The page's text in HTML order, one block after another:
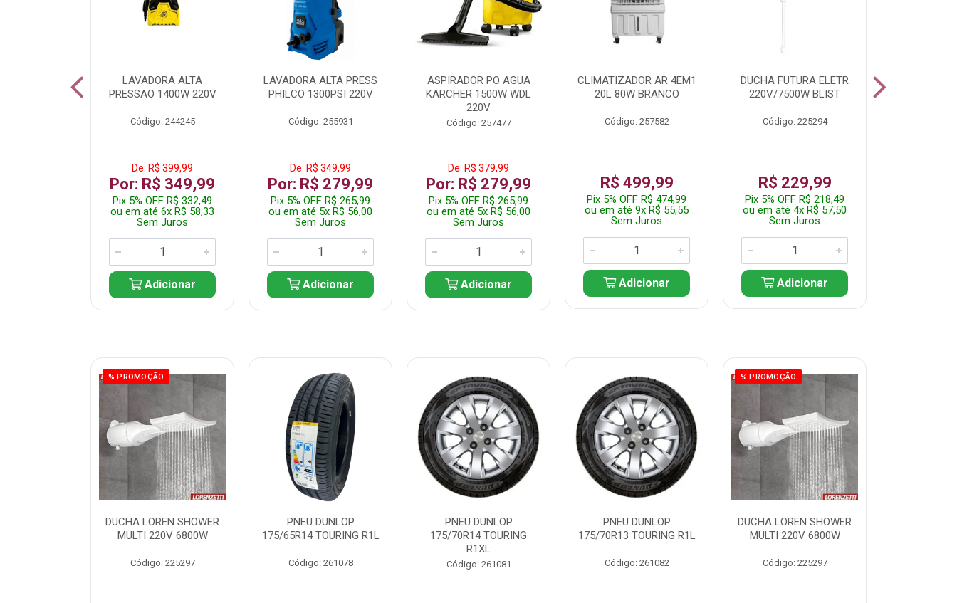
LAVADORA ALTA
PRESSAO 1400W 220V
Código: 244245
De: R$ 399,99
Por: R$ 349,99
Pix 5% OFF R$ 332,49
ou em até 6x R$ 58,33
Sem Juros
Adicionar
LAVADORA ALTA PRESS
PHILCO 1300PSI 220V
Código: 255931
De: R$ 349,99
Por: R$ 279,99
Pix 5% OFF R$ 265,99
ou em até 5x R$ 56,00
Sem Juros
Adicionar
ASPIRADOR PO AGUA
KARCHER 1500W WDL
220V
Código: 257477
De: R$ 379,99
Por: R$ 279,99
Pix 5% OFF R$ 265,99
ou em até 5x R$ 56,00
Sem Juros
Adicionar
CLIMATIZADOR AR 4EM1
20L 80W BRANCO
Código: 257582
R$ 499,99
Pix 5% OFF R$ 474,99
ou em até 9x R$ 55,55
Sem Juros
Adicionar
DUCHA FUTURA ELETR
220V/7500W BLIST
Código: 225294
R$ 229,99
Pix 5% OFF R$ 218,49
ou em até 4x R$ 57,50
Sem Juros
Adicionar
% PROMOÇÃO
DUCHA LOREN SHOWER
MULTI 220V 6800W
Código: 225297
PNEU DUNLOP
175/65R14 TOURING R1L
Código: 261078
PNEU DUNLOP
175/70R14 TOURING
R1XL
Código: 261081
PNEU DUNLOP
175/70R13 TOURING R1L
Código: 261082
% PROMOÇÃO
DUCHA LOREN SHOWER
MULTI 220V 6800W
Código: 225297